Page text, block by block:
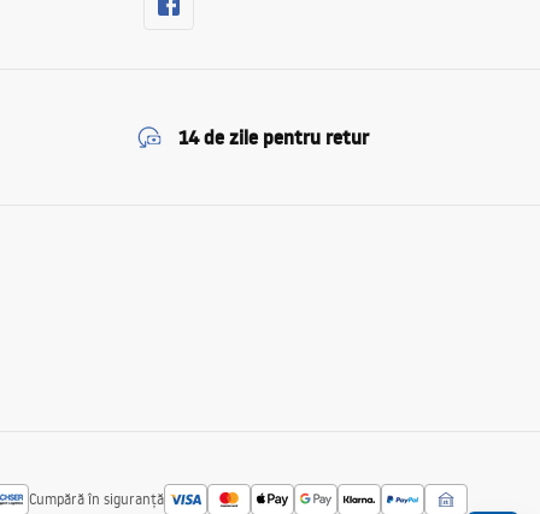
14 de zile pentru retur
Cumpără în siguranță